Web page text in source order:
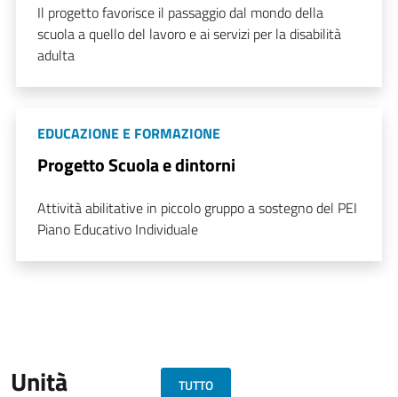
Il progetto favorisce il passaggio dal mondo della
scuola a quello del lavoro e ai servizi per la disabilità
adulta
EDUCAZIONE E FORMAZIONE
Progetto Scuola e dintorni
Attività abilitative in piccolo gruppo a sostegno del PEI
Piano Educativo Individuale
Unità
TUTTO